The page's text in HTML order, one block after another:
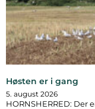
Høsten er i gang
5. august 2026
HORNSHERRED: